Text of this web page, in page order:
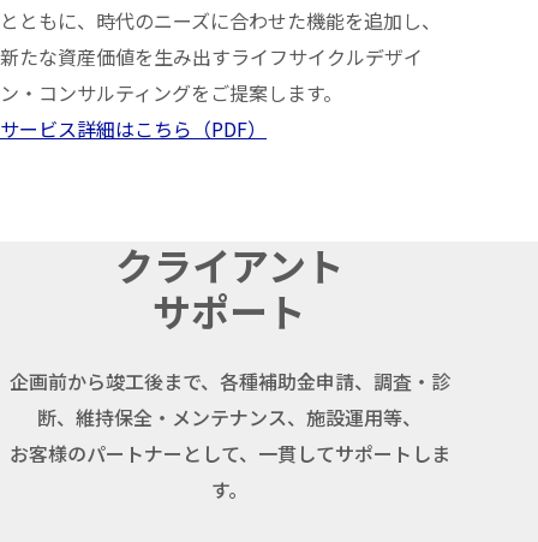
とともに、時代のニーズに合わせた機能を追加し、
新たな資産価値を生み出すライフサイクルデザイ
ン・コンサルティングをご提案します。
サービス詳細はこちら（PDF）
クライアント
サポート
企画前から竣工後まで、各種補助金申請、調査・診
断、維持保全・メンテナンス、施設運用等、
お客様のパートナーとして、一貫してサポートしま
す。